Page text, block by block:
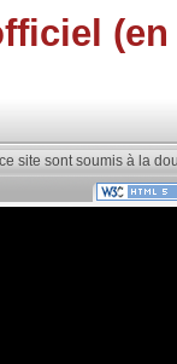
site sont soumis à la